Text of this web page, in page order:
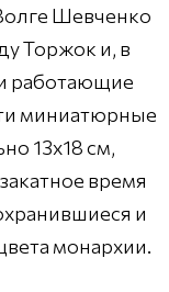
Шевченко
Торжок и, в
работающие
миниатюрные
13х18 см,
время
и
монархии.